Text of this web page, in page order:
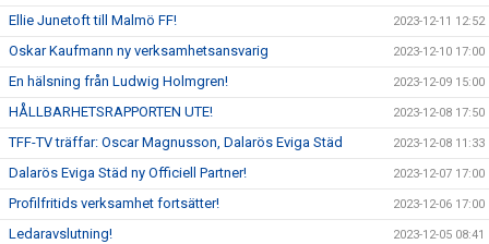
Ellie Junetoft till Malmö FF! 2023-12-11 12:52
Oskar Kaufmann ny verksamhetsansvarig 2023-12-10 17:00
En hälsning från Ludwig Holmgren! 2023-12-09 15:00
HÅLLBARHETSRAPPORTEN UTE! 2023-12-08 17:50
TFF-TV träffar: Oscar Magnusson, Dalarös Eviga Städ 2023-12-08 11:33
Dalarös Eviga Städ ny Officiell Partner! 2023-12-07 17:00
Profilfritids verksamhet fortsätter! 2023-12-06 17:00
Ledaravslutning! 2023-12-05 08:41